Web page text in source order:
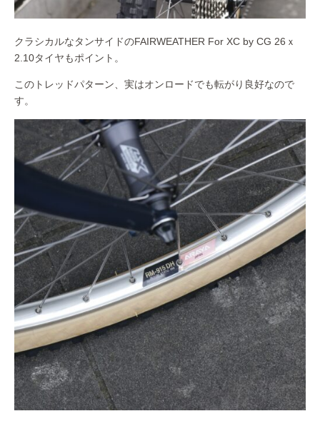
クラシカルなタンサイドのFAIRWEATHER For XC by CG 26ｘ
2.10タイヤもポイント。
このトレッドパターン、実はオンロードでも転がり良好なので
す。